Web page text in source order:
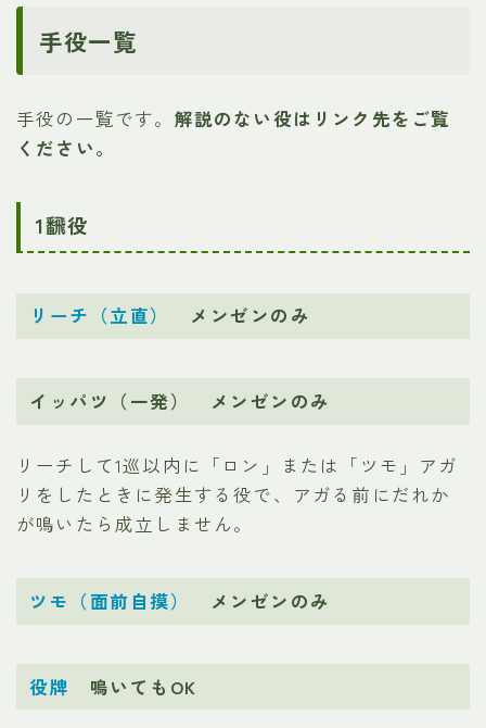
手役一覧
手役の一覧です。 解説のない役はリンク先をご覧
ください。
1飜役
リーチ（立直） メンゼンのみ
イッパツ（一発） メンゼンのみ
リーチして1巡以内に「ロン」または「ツモ」アガ
リをしたときに発生する役で、アガる前にだれか
が鳴いたら成立しません。
ツモ（面前自摸） メンゼンのみ
役牌 鳴いてもOK